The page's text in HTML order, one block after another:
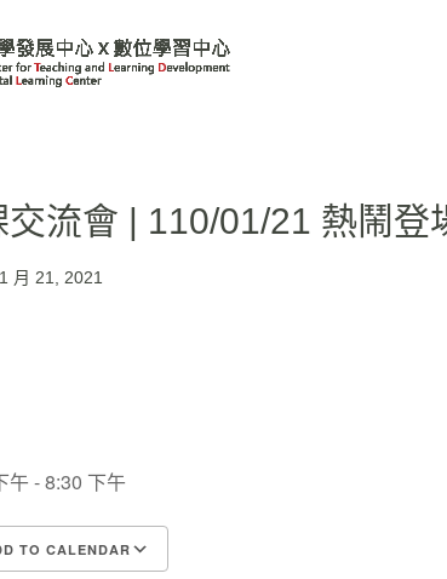
交流會 | 110/01/21 熱鬧登
1 月 21, 2021
午 - 8:30 下午
TO CALENDAR